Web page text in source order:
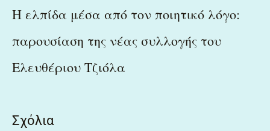
Η ελπίδα μέσα από τον ποιητικό λόγο:
παρουσίαση της νέας συλλογής του
Ελευθέριου Τζιόλα
Σχόλια